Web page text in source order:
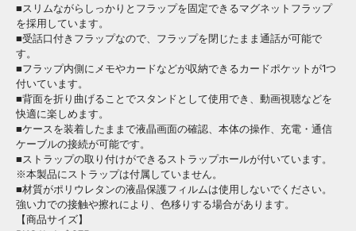
■スリムながらしっかりとフラップを固定できるマグネットフラップ
を採用しています。
■受話口付きフラップなので、フラップを閉じたまま通話が可能で
す。
■フラップ内側にメモやカードなどが収納できるカードポケットが1つ
付いています。
■背面を折り曲げることでスタンドとして使用でき、動画視聴などを
快適に楽しめます。
■ケースを装着したままで液晶画面の確認、本体の操作、充電・通信
ケーブルの接続が可能です。
■ストラップの取り付けができるストラップホールが付いています。
※本製品にストラップは付属していません。
■材質がポリウレタンの液晶保護フィルムは使用しないでください。
強い力での接触や擦れにより、色移りする場合があります。
【商品サイズ】